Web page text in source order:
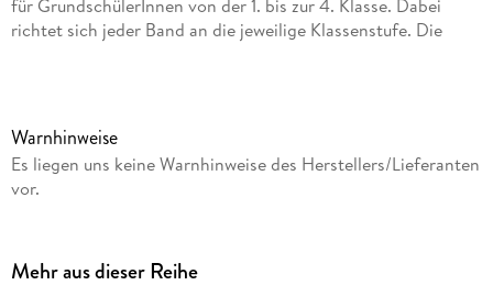
für GrundschülerInnen von der 1. bis zur 4. Klasse. Dabei
richtet sich jeder Band an die jeweilige Klassenstufe. Die
Lernen und Arbeiten an der LÜK-Station besonders
motivierend, weil es spielerisch, eigenverantwortlich und mit
Selbstkontrolle erfolgen kann.
alphabetische Reihenfolge
Warnhinweise
Es liegen uns keine Warnhinweise des Herstellers/Lieferanten
vor.
Mehr aus dieser Reihe